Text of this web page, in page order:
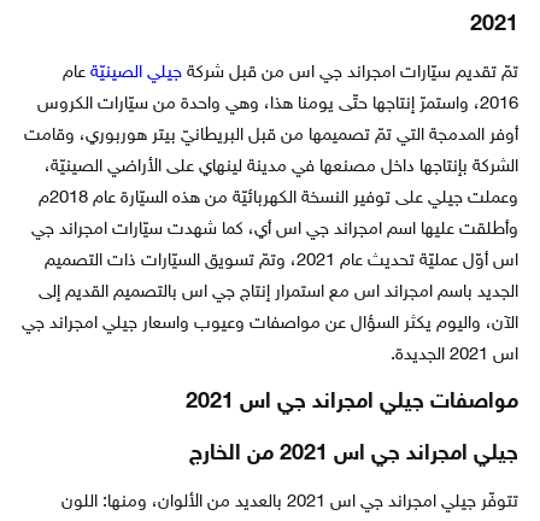
2021
تمّ تقديم سيّارات امجراند جي اس من قبل شركة جيلي الصينيّةعام
2016، واستمرّ إنتاجها حتّى يومنا هذا، وهي واحدة من سيّارات الكروس
أوفر المدمجة التي تمّ تصميمها من قبل البريطانيّ بيتر هوربوري، وقامت
الشركة بإنتاجها داخل مصنعها في مدينة لينهاي على الأراضي الصينيّة،
وعملت جيلي على توفير النسخة الكهربائيّة من هذه السيّارة عام 2018م
وأطلقت عليها اسم امجراند جي اس أي، كما شهدت سيّارات امجراند جي
اس أوّل عمليّة تحديث عام 2021، وتمّ تسويق السيّارات ذات التصميم
الجديد باسم امجراند اس مع استمرار إنتاج جي اس بالتصميم القديم إلى
الآن، واليوم يكثر السؤال عن مواصفات وعيوب واسعار جيلي امجراند جي
اس 2021 الجديدة.
مواصفات جيلي امجراند جي اس 2021
جيلي امجراند جي اس 2021 من الخارج
تتوفّر جيلي امجراند جي اس 2021 بالعديد من الألوان، ومنها: اللون